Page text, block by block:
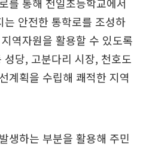
를 통해 천일초등학교에서
안전한 통학로를 조성하
역자원을 활용할 수 있도록
당, 고분다리 시장, 천호도
계획을 수립해 쾌적한 지역
생하는 부분을 활용해 주민